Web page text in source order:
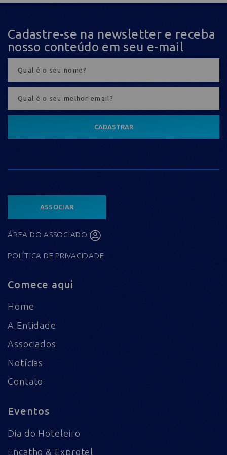
Cadastre-se na newsletter e receba
nosso conteúdo em seu e-mail
CADASTRAR
ASSOCIAR
ÁREA DO ASSOCIADO
POLÍTICA DE PRIVACIDADE
Comece aqui
Home
A Entidade
Associados
Notícias
Contato
Eventos
Dia do Hoteleiro
Encatho & Exprotel